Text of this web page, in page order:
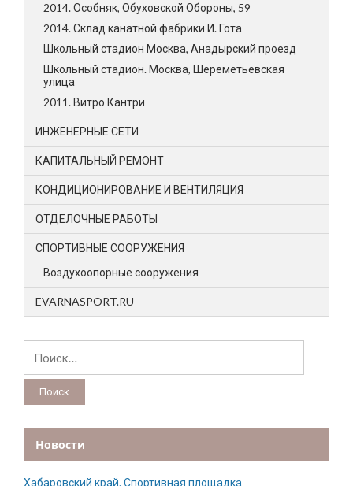
2014. Особняк, Обуховской Обороны, 59
2014. Склад канатной фабрики И. Гота
Школьный стадион Москва, Анадырский проезд
Школьный стадион. Москва, Шереметьевская
улица
2011. Витро Кантри
ИНЖЕНЕРНЫЕ СЕТИ
КАПИТАЛЬНЫЙ РЕМОНТ
КОНДИЦИОНИРОВАНИЕ И ВЕНТИЛЯЦИЯ
ОТДЕЛОЧНЫЕ РАБОТЫ
СПОРТИВНЫЕ СООРУЖЕНИЯ
Воздухоопорные сооружения
EVARNASPORT.RU
Найти:
Новости
Хабаровский край. Спортивная площадка